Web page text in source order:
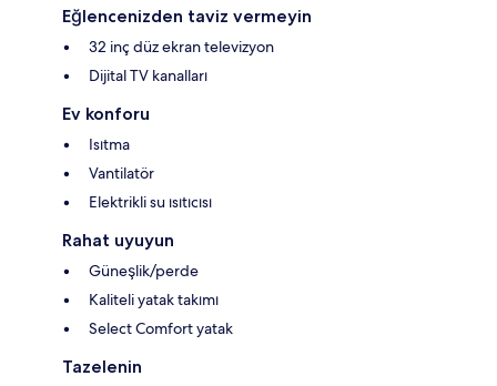
Eğlencenizden taviz vermeyin
32 inç düz ekran televizyon
Dijital TV kanalları
Ev konforu
Isıtma
Vantilatör
Elektrikli su ısıtıcısı
Rahat uyuyun
Güneşlik/perde
Kaliteli yatak takımı
Select Comfort yatak
Tazelenin